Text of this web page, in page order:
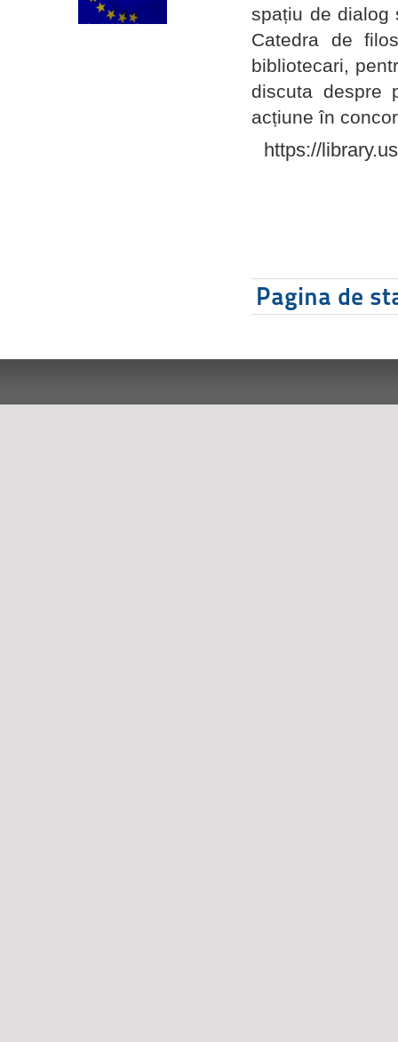
spațiu de dialog
Catedra de
bibliotecari,
discuta despre
acțiune în
https://
Pagina de